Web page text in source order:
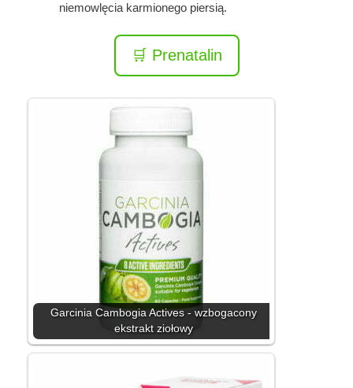
niemowlęcia karmionego piersią.
🛒 Prenatalin
Garcinia Cambogia Actives - wzbogacony
ekstrakt ziołowy